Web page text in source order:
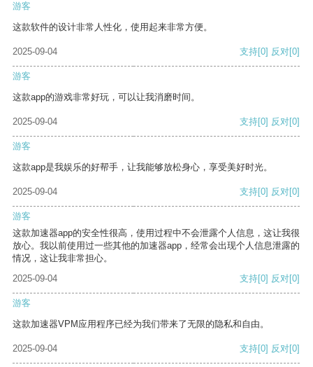
游客
这款软件的设计非常人性化，使用起来非常方便。
2025-09-04 支持[0] 反对[0]
游客
这款app的游戏非常好玩，可以让我消磨时间。
2025-09-04 支持[0] 反对[0]
游客
这款app是我娱乐的好帮手，让我能够放松身心，享受美好时光。
2025-09-04 支持[0] 反对[0]
游客
这款加速器app的安全性很高，使用过程中不会泄露个人信息，这让我很
放心。我以前使用过一些其他的加速器app，经常会出现个人信息泄露的
情况，这让我非常担心。
2025-09-04
支持[0] 反对[0]
游客
这款加速器VPM应用程序已经为我们带来了无限的隐私和自由。
2025-09-04 支持[0] 反对[0]